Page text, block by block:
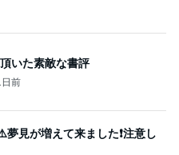
いた素敵な書評
日前
見が増えて来ました❗️注意し